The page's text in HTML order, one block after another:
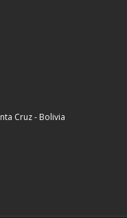
Cruz - Bolivia